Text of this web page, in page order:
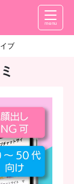
menu
ブ